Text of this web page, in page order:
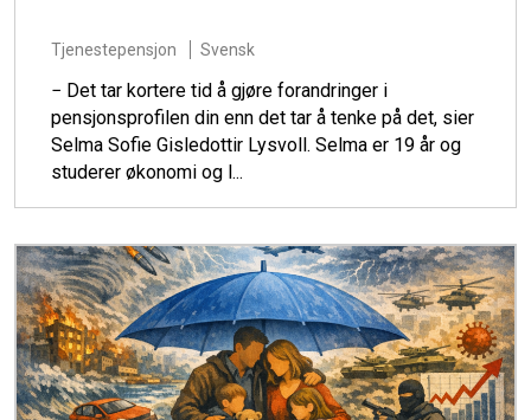
Tjenestepensjon Svensk
− Det tar kortere tid å gjøre forandringer i
pensjonsprofilen din enn det tar å tenke på det, sier
Selma Sofie Gisledottir Lysvoll. Selma er 19 år og
studerer økonomi og l...